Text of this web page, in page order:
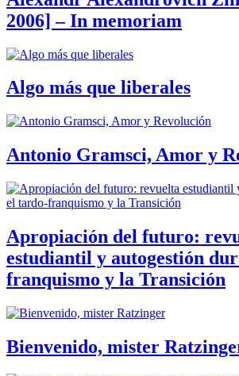
2006] – In memoriam
Algo más que liberales
Antonio Gramsci, Amor y
Apropiación del futuro:
estudiantil y autogestión
franquismo y la Transición
Bienvenido, mister